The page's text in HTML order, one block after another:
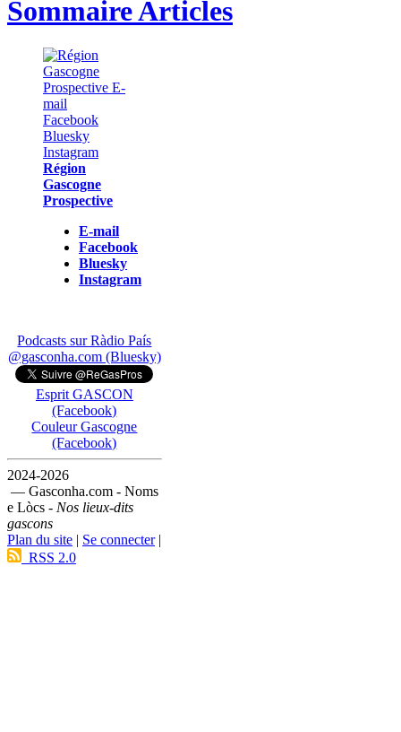
Sommaire Articles
Région
Gascogne
Prospective
E-mail
Facebook
Bluesky
Instagram
Podcasts sur Ràdio País
@gasconha.com (Bluesky)
Esprit GASCON
(Facebook)
Couleur Gascogne
(Facebook)
2024-2026
— Gasconha.com - Noms
e Lòcs - Nos lieux-dits
gascons
Plan du site | Se connecter|
RSS 2.0